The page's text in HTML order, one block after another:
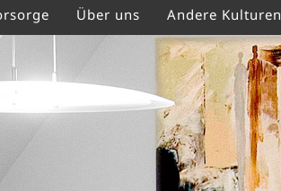
Über uns Andere Kulturen